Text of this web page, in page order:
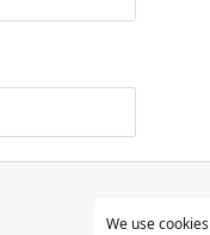
We use